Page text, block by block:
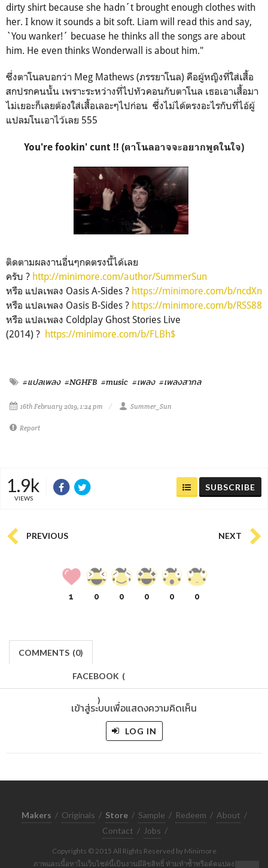
dirty shirt because she hadn´t brought enough clothes with
her. I know it sounds a bit soft. Liam will read this and say,
`You wanker!´ becuase he thinks all the songs are about
him. He even thinks Wonderwall is about him."
ซึ่งตาโนลบอกว่า Meg Mathews (ภรรยาโนล) คือผู้หญิงที่ใส่เสื้อ
สกปรกคนนั้น เพราะระหว่างที่ไปทัวคอนกับตาโนล เธอเอาเสื้อมา
ไม่เยอะก็เลยต้องใส่เสื้อเลอะๆไปก่อน ซึ่งไม่ได้ตรงอะไรกับที่ไอ้ผู้
แปลมโนเอาไว้เลย 555
You're fookin' cunt !! (ตาโนลอาจจะอยากพูดในใจ)
ติดตามผลงานอื่นๆกดตรงนี้ได้เลย
ครับ ? http://minimore.com/author/SummerSun
หรือ แปลเพลง Oasis A-Sides ? https://minimore.com/b/ncdXn
หรือ แปลเพลง Oasis B-Sides ? https://minimore.com/b/RSS88
หรือ แปลเพลง Coldplay Ghost Stories Live
(2014) ? https://minimore.com/b/FLBh$
#แปลเพลง #NGHFB #music #เพลง #เพลงสากล
16th February 2019, 1:24 pm Summer_Sun
Report
1.9k
VIEWS
SUBSCRIBE
PREVIOUS NEXT
1 0 0 0 0 0
COMMENTS (0)
FACEBOOK (
)
เข้าสู่ระบบเพื่อแสดงความคิดเห็น
LOG IN
Makers / Originals / Store / Sample / Redeem / About /
Contact / Jobs /
Copyrights © 2015 All Rights Reserved by Minimore
ภาพและเนื้อหาในเว็บไซต์นี้เป็นงานมีลิขสิทธิ์ ห้ามทำซ้ำหรือดัดแปลง